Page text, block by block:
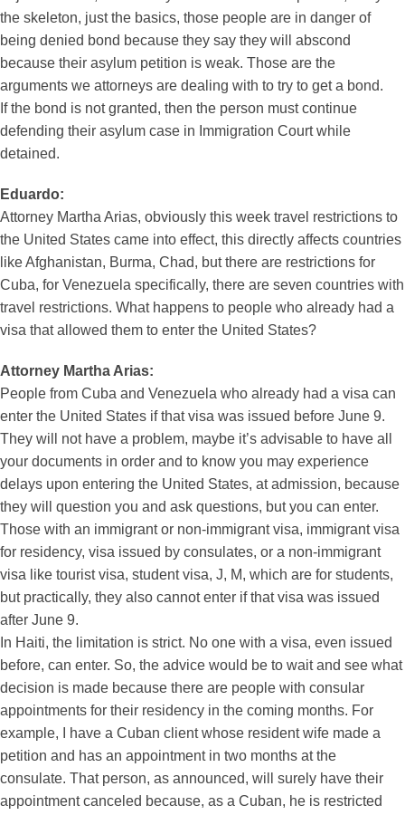
the skeleton, just the basics, those people are in danger of
being denied bond because they say they will abscond
because their asylum petition is weak. Those are the
arguments we attorneys are dealing with to try to get a bond.
If the bond is not granted, then the person must continue
defending their asylum case in Immigration Court while
detained.
Eduardo:
Attorney Martha Arias, obviously this week travel restrictions to
the United States came into effect, this directly affects countries
like Afghanistan, Burma, Chad, but there are restrictions for
Cuba, for Venezuela specifically, there are seven countries with
travel restrictions. What happens to people who already had a
visa that allowed them to enter the United States?
Attorney Martha Arias:
People from Cuba and Venezuela who already had a visa can
enter the United States if that visa was issued before June 9.
They will not have a problem, maybe it’s advisable to have all
your documents in order and to know you may experience
delays upon entering the United States, at admission, because
they will question you and ask questions, but you can enter.
Those with an immigrant or non-immigrant visa, immigrant visa
for residency, visa issued by consulates, or a non-immigrant
visa like tourist visa, student visa, J, M, which are for students,
but practically, they also cannot enter if that visa was issued
after June 9.
In Haiti, the limitation is strict. No one with a visa, even issued
before, can enter. So, the advice would be to wait and see what
decision is made because there are people with consular
appointments for their residency in the coming months. For
example, I have a Cuban client whose resident wife made a
petition and has an appointment in two months at the
consulate. That person, as announced, will surely have their
appointment canceled because, as a Cuban, he is restricted